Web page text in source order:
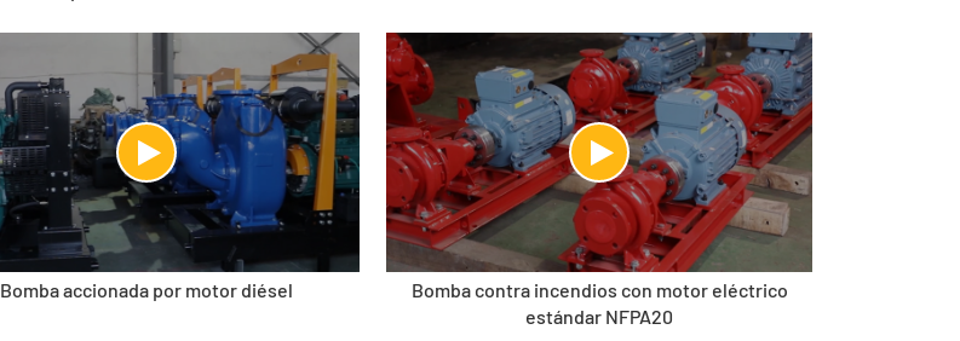
Bomba accionada por motor diésel
Bomba contra incendios con motor eléctrico
estándar NFPA20